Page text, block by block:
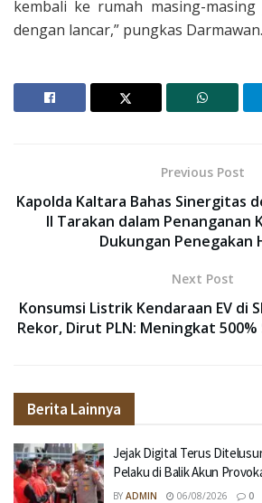
kembali ke rumah masing-
dengan lancar,” pungkas
Previous Post
Kapolda Kaltara Bahas Sinergitas
II Tarakan dalam Penanganan
Dukungan Penegakan
Next Post
Konsumsi Listrik Kendaraan EV di
Rekor, Dirut PLN: Meningkat
Berita Lainnya
Jejak Digital Terus
Pelaku di Balik Akun
BY ADMIN 06/08/2026 0